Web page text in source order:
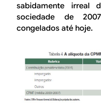
sabidamente
sociedade de
congelados até hoje.